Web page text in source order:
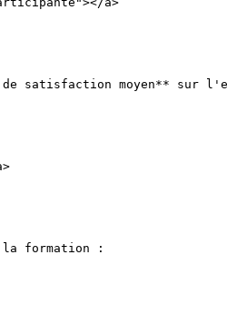
satisfaction moyen** sur
la formation :